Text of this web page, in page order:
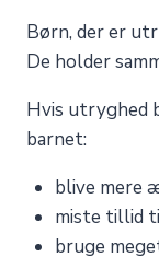
Børn, der er
De holder
Hvis utryghed
barnet:
blive mere
miste tillid
bruge